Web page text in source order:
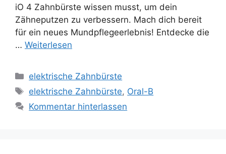
iO 4 Zahnbürste wissen musst, um dein
Zähneputzen zu verbessern. Mach dich bereit
für ein neues Mundpflegeerlebnis! Entdecke die
… Weiterlesen
Kategorien
elektrische Zahnbürste
Schlagwörter
elektrische Zahnbürste, Oral-B
Kommentar hinterlassen